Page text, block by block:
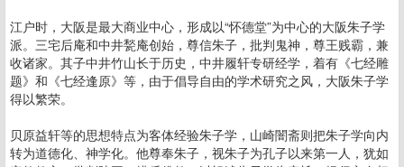
江户时，大阪是最大商业中心，形成以“怀德堂”为中心的大阪朱子学
派。三宅后庵和中井甃庵创始，尊信朱子，批判鬼神，尊王贱霸，兼
收诸家。其子中井竹山长于历史，中井履轩专研经学，着有《七经雕
题》和《七经逢原》等，由于倡导自由的学术研究之风，大阪朱子学
得以繁荣。
贝原益轩等的思想特点为客体经验朱子学，山崎闇斋则把朱子学向内
转为道德化、神学化。他尊奉朱子，视朱子为孔子以来第一人，犹如